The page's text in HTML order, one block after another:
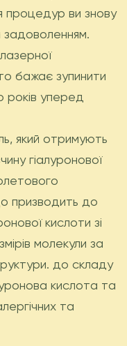
процедур ви знову
задоволенням.
бажає зупинити
років уперед
який отримують
гіалуронової
призводить до
кислоти зі
молекули за
до складу
кислота та
та